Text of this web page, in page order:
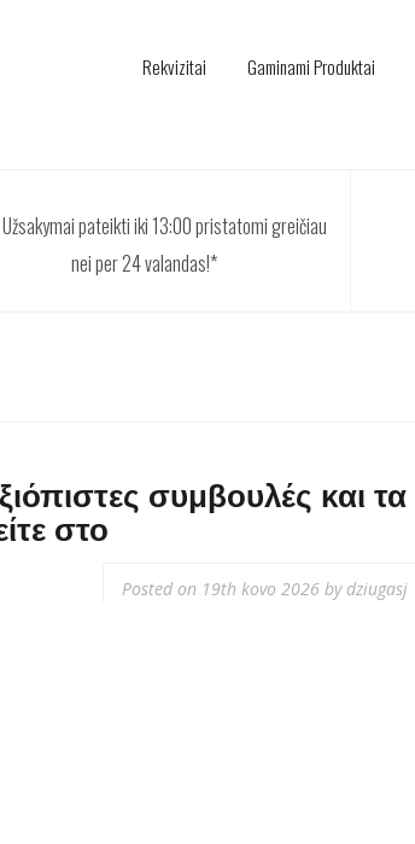
Rekvizitai Gaminami Produktai
Užsakymai pateikti iki 13:00 pristatomi greičiau
nei per 24 valandas!*
συμβουλές και τα
στο
Posted on 19th kovo 2026bydziugasj